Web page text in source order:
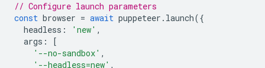
// Configure launch parameters
const browser = await puppeteer . launch({
headless : 'new' ,
args :
[
'--no-sandbox' ,
'--headless=new' ,